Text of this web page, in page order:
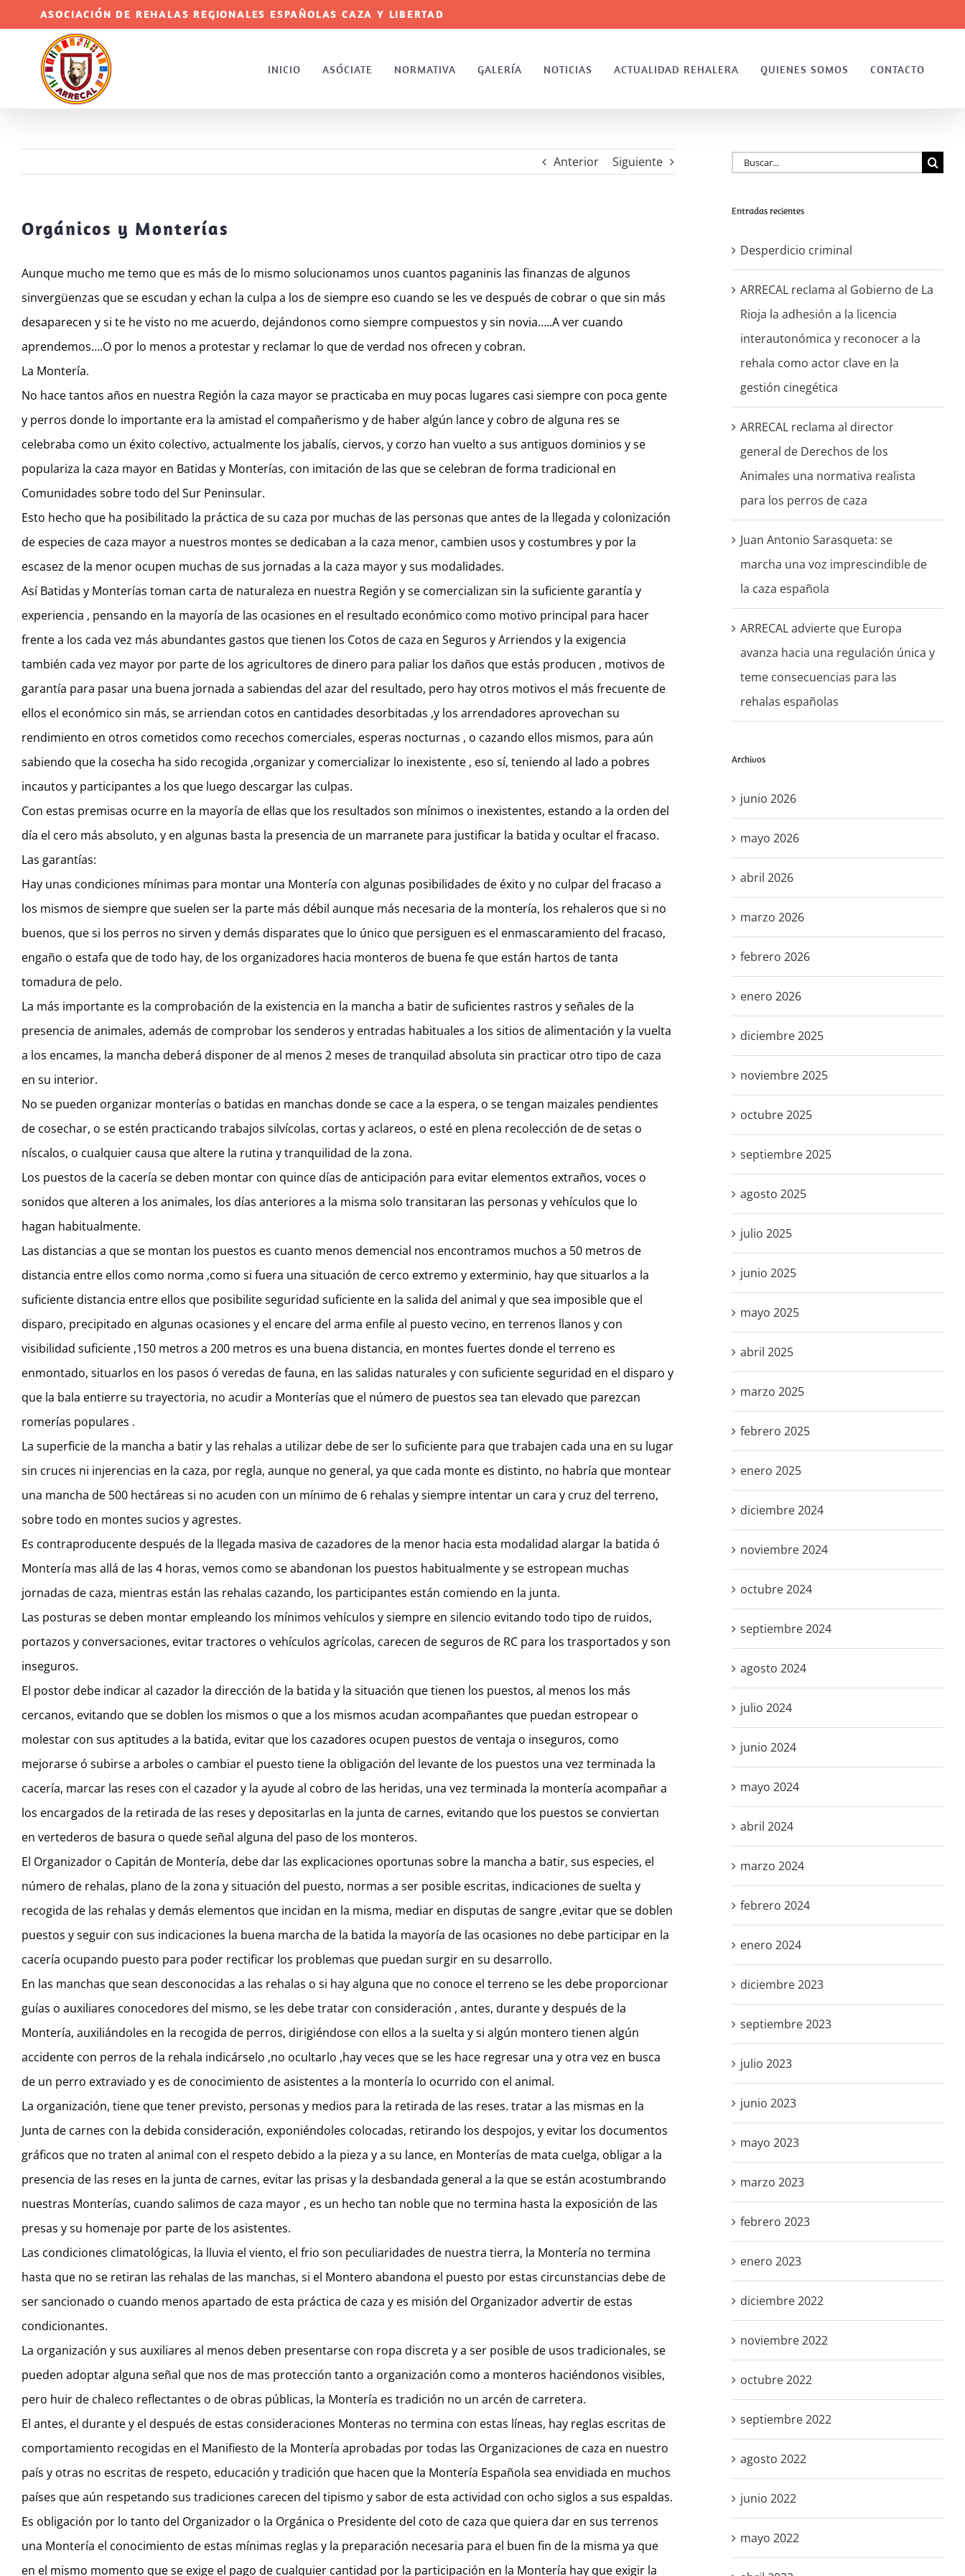
contenido
ASOCIACIÓN DE REHALAS REGIONALES ESPAÑOLAS CAZA Y LIBERTAD
INICIO ASÓCIATE NORMATIVA GALERÍA NOTICIAS ACTUALIDAD REHALERA QUIENES SOMOS CONTACTO
Anterior Siguiente
Orgánicos y Monterías
Aunque mucho me temo que es más de lo mismo solucionamos unos cuantos paganinis las finanzas de algunos
sinvergüenzas que se escudan y echan la culpa a los de siempre eso cuando se les ve después de cobrar o que sin más
desaparecen y si te he visto no me acuerdo, dejándonos como siempre compuestos y sin novia…..A ver cuando
aprendemos….O por lo menos a protestar y reclamar lo que de verdad nos ofrecen y cobran.
La Montería.
No hace tantos años en nuestra Región la caza mayor se practicaba en muy pocas lugares casi siempre con poca gente
y perros donde lo importante era la amistad el compañerismo y de haber algún lance y cobro de alguna res se
celebraba como un éxito colectivo, actualmente los jabalís, ciervos, y corzo han vuelto a sus antiguos dominios y se
populariza la caza mayor en Batidas y Monterías, con imitación de las que se celebran de forma tradicional en
Comunidades sobre todo del Sur Peninsular.
Esto hecho que ha posibilitado la práctica de su caza por muchas de las personas que antes de la llegada y colonización
de especies de caza mayor a nuestros montes se dedicaban a la caza menor, cambien usos y costumbres y por la
escasez de la menor ocupen muchas de sus jornadas a la caza mayor y sus modalidades.
Así Batidas y Monterías toman carta de naturaleza en nuestra Región y se comercializan sin la suficiente garantía y
experiencia , pensando en la mayoría de las ocasiones en el resultado económico como motivo principal para hacer
frente a los cada vez más abundantes gastos que tienen los Cotos de caza en Seguros y Arriendos y la exigencia
también cada vez mayor por parte de los agricultores de dinero para paliar los daños que estás producen , motivos de
garantía para pasar una buena jornada a sabiendas del azar del resultado, pero hay otros motivos el más frecuente de
ellos el económico sin más, se arriendan cotos en cantidades desorbitadas ,y los arrendadores aprovechan su
rendimiento en otros cometidos como recechos comerciales, esperas nocturnas , o cazando ellos mismos, para aún
sabiendo que la cosecha ha sido recogida ,organizar y comercializar lo inexistente , eso sí, teniendo al lado a pobres
incautos y participantes a los que luego descargar las culpas.
Con estas premisas ocurre en la mayoría de ellas que los resultados son mínimos o inexistentes, estando a la orden del
día el cero más absoluto, y en algunas basta la presencia de un marranete para justificar la batida y ocultar el fracaso.
Las garantías:
Hay unas condiciones mínimas para montar una Montería con algunas posibilidades de éxito y no culpar del fracaso a
los mismos de siempre que suelen ser la parte más débil aunque más necesaria de la montería, los rehaleros que si no
buenos, que si los perros no sirven y demás disparates que lo único que persiguen es el enmascaramiento del fracaso,
engaño o estafa que de todo hay, de los organizadores hacia monteros de buena fe que están hartos de tanta
tomadura de pelo.
La más importante es la comprobación de la existencia en la mancha a batir de suficientes rastros y señales de la
presencia de animales, además de comprobar los senderos y entradas habituales a los sitios de alimentación y la vuelta
a los encames, la mancha deberá disponer de al menos 2 meses de tranquilad absoluta sin practicar otro tipo de caza
en su interior.
No se pueden organizar monterías o batidas en manchas donde se cace a la espera, o se tengan maizales pendientes
de cosechar, o se estén practicando trabajos silvícolas, cortas y aclareos, o esté en plena recolección de de setas o
níscalos, o cualquier causa que altere la rutina y tranquilidad de la zona.
Los puestos de la cacería se deben montar con quince días de anticipación para evitar elementos extraños, voces o
sonidos que alteren a los animales, los días anteriores a la misma solo transitaran las personas y vehículos que lo
hagan habitualmente.
Las distancias a que se montan los puestos es cuanto menos demencial nos encontramos muchos a 50 metros de
distancia entre ellos como norma ,como si fuera una situación de cerco extremo y exterminio, hay que situarlos a la
suficiente distancia entre ellos que posibilite seguridad suficiente en la salida del animal y que sea imposible que el
disparo, precipitado en algunas ocasiones y el encare del arma enfile al puesto vecino, en terrenos llanos y con
visibilidad suficiente ,150 metros a 200 metros es una buena distancia, en montes fuertes donde el terreno es
enmontado, situarlos en los pasos ó veredas de fauna, en las salidas naturales y con suficiente seguridad en el disparo y
que la bala entierre su trayectoria, no acudir a Monterías que el número de puestos sea tan elevado que parezcan
romerías populares .
La superficie de la mancha a batir y las rehalas a utilizar debe de ser lo suficiente para que trabajen cada una en su lugar
sin cruces ni injerencias en la caza, por regla, aunque no general, ya que cada monte es distinto, no habría que montear
una mancha de 500 hectáreas si no acuden con un mínimo de 6 rehalas y siempre intentar un cara y cruz del terreno,
sobre todo en montes sucios y agrestes.
Es contraproducente después de la llegada masiva de cazadores de la menor hacia esta modalidad alargar la batida ó
Montería mas allá de las 4 horas, vemos como se abandonan los puestos habitualmente y se estropean muchas
jornadas de caza, mientras están las rehalas cazando, los participantes están comiendo en la junta.
Las posturas se deben montar empleando los mínimos vehículos y siempre en silencio evitando todo tipo de ruidos,
portazos y conversaciones, evitar tractores o vehículos agrícolas, carecen de seguros de RC para los trasportados y son
inseguros.
El postor debe indicar al cazador la dirección de la batida y la situación que tienen los puestos, al menos los más
cercanos, evitando que se doblen los mismos o que a los mismos acudan acompañantes que puedan estropear o
molestar con sus aptitudes a la batida, evitar que los cazadores ocupen puestos de ventaja o inseguros, como
mejorarse ó subirse a arboles o cambiar el puesto tiene la obligación del levante de los puestos una vez terminada la
cacería, marcar las reses con el cazador y la ayude al cobro de las heridas, una vez terminada la montería acompañar a
los encargados de la retirada de las reses y depositarlas en la junta de carnes, evitando que los puestos se conviertan
en vertederos de basura o quede señal alguna del paso de los monteros.
El Organizador o Capitán de Montería, debe dar las explicaciones oportunas sobre la mancha a batir, sus especies, el
número de rehalas, plano de la zona y situación del puesto, normas a ser posible escritas, indicaciones de suelta y
recogida de las rehalas y demás elementos que incidan en la misma, mediar en disputas de sangre ,evitar que se doblen
puestos y seguir con sus indicaciones la buena marcha de la batida la mayoría de las ocasiones no debe participar en la
cacería ocupando puesto para poder rectificar los problemas que puedan surgir en su desarrollo.
En las manchas que sean desconocidas a las rehalas o si hay alguna que no conoce el terreno se les debe proporcionar
guías o auxiliares conocedores del mismo, se les debe tratar con consideración , antes, durante y después de la
Montería, auxiliándoles en la recogida de perros, dirigiéndose con ellos a la suelta y si algún montero tienen algún
accidente con perros de la rehala indicárselo ,no ocultarlo ,hay veces que se les hace regresar una y otra vez en busca
de un perro extraviado y es de conocimiento de asistentes a la montería lo ocurrido con el animal.
La organización, tiene que tener previsto, personas y medios para la retirada de las reses. tratar a las mismas en la
Junta de carnes con la debida consideración, exponiéndoles colocadas, retirando los despojos, y evitar los documentos
gráficos que no traten al animal con el respeto debido a la pieza y a su lance, en Monterías de mata cuelga, obligar a la
presencia de las reses en la junta de carnes, evitar las prisas y la desbandada general a la que se están acostumbrando
nuestras Monterías, cuando salimos de caza mayor , es un hecho tan noble que no termina hasta la exposición de las
presas y su homenaje por parte de los asistentes.
Las condiciones climatológicas, la lluvia el viento, el frio son peculiaridades de nuestra tierra, la Montería no termina
hasta que no se retiran las rehalas de las manchas, si el Montero abandona el puesto por estas circunstancias debe de
ser sancionado o cuando menos apartado de esta práctica de caza y es misión del Organizador advertir de estas
condicionantes.
La organización y sus auxiliares al menos deben presentarse con ropa discreta y a ser posible de usos tradicionales, se
pueden adoptar alguna señal que nos de mas protección tanto a organización como a monteros haciéndonos visibles,
pero huir de chaleco reflectantes o de obras públicas, la Montería es tradición no un arcén de carretera.
El antes, el durante y el después de estas consideraciones Monteras no termina con estas líneas, hay reglas escritas de
comportamiento recogidas en el Manifiesto de la Montería aprobadas por todas las Organizaciones de caza en nuestro
país y otras no escritas de respeto, educación y tradición que hacen que la Montería Española sea envidiada en muchos
países que aún respetando sus tradiciones carecen del tipismo y sabor de esta actividad con ocho siglos a sus espaldas.
Es obligación por lo tanto del Organizador o la Orgánica o Presidente del coto de caza que quiera dar en sus terrenos
una Montería el conocimiento de estas mínimas reglas y la preparación necesaria para el buen fin de la misma ya que
en el mismo momento que se exige el pago de cualquier cantidad por la participación en la Montería hay que exigir la
Buscar:
Entradas recientes
Desperdicio criminal
ARRECAL reclama al Gobierno de La
Rioja la adhesión a la licencia
interautonómica y reconocer a la
rehala como actor clave en la
gestión cinegética
ARRECAL reclama al director
general de Derechos de los
Animales una normativa realista
para los perros de caza
Juan Antonio Sarasqueta: se
marcha una voz imprescindible de
la caza española
ARRECAL advierte que Europa
avanza hacia una regulación única y
teme consecuencias para las
rehalas españolas
Archivos
junio 2026
mayo 2026
abril 2026
marzo 2026
febrero 2026
enero 2026
diciembre 2025
noviembre 2025
octubre 2025
septiembre 2025
agosto 2025
julio 2025
junio 2025
mayo 2025
abril 2025
marzo 2025
febrero 2025
enero 2025
diciembre 2024
noviembre 2024
octubre 2024
septiembre 2024
agosto 2024
julio 2024
junio 2024
mayo 2024
abril 2024
marzo 2024
febrero 2024
enero 2024
diciembre 2023
septiembre 2023
julio 2023
junio 2023
mayo 2023
marzo 2023
febrero 2023
enero 2023
diciembre 2022
noviembre 2022
octubre 2022
septiembre 2022
agosto 2022
junio 2022
mayo 2022